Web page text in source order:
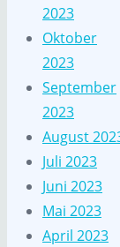
2023
Oktober
2023
September
2023
August
Juli 2023
Juni 2023
Mai 2023
April 2023